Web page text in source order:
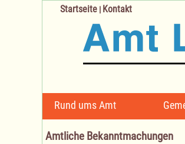
Navigation
überspringen
Rund ums Amt
Startseite | Kontakt
Amtliche Bekanntmachungen